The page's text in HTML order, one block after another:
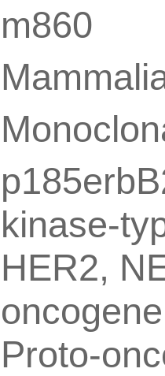
m860
kinase-
HER2,
Proto-